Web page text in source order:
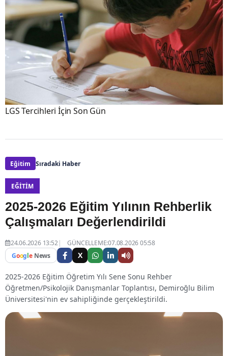
LGS Tercihleri İçin Son Gün
Eğitim Sıradaki Haber
EĞITIM
2025-2026 Eğitim Yılının Rehberlik
Çalışmaları Değerlendirildi
24.06.2026 13:52
GÜNCELLEME:07.08.2026 05:58
Google News X
2025-2026 Eğitim Öğretim Yılı Sene Sonu Rehber
Öğretmen/Psikolojik Danışmanlar Toplantısı, Demiroğlu Bilim
Üniversitesi'nin ev sahipliğinde gerçekleştirildi.